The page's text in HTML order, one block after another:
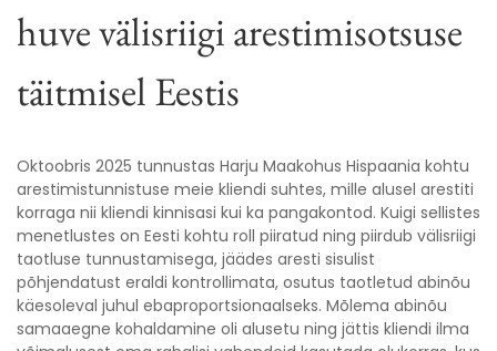
huve välisriigi arestimisotsuse
täitmisel Eestis
Oktoobris 2025 tunnustas Harju Maakohus Hispaania kohtu
arestimistunnistuse meie kliendi suhtes, mille alusel arestiti
korraga nii kliendi kinnisasi kui ka pangakontod. Kuigi sellistes
menetlustes on Eesti kohtu roll piiratud ning piirdub välisriigi
taotluse tunnustamisega, jäädes aresti sisulist
põhjendatust eraldi kontrollimata, osutus taotletud abinõu
käesoleval juhul ebaproportsionaalseks. Mõlema abinõu
samaaegne kohaldamine oli alusetu ning jättis kliendi ilma